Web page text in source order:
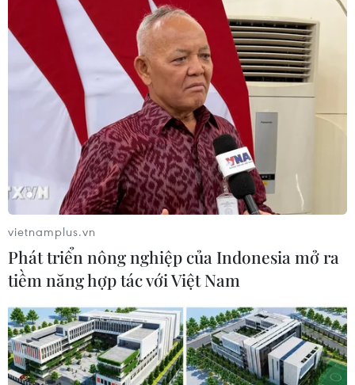
TIN CÙNG CHUYÊN MỤC
Dự trữ khí đốt châu Âu xuống thấp
nhất 5 năm
10/08/2026 13:37
Ấn Độ nhập khẩu dầu thô Nga cao kỷ
lục tháng thứ hai liên tiếp
10/08/2026 12:49
Việt Nam-Australia định hướng mở
rộng đầu tư phát triển chuỗi giá trị
vietnamplus.vn
Phát triển nông nghiệp của Indonesia mở ra
tiềm năng hợp tác với Việt Nam